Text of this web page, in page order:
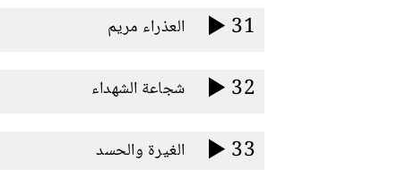
31 العذراء مريم
32 شجاعة الشهداء
33 الغيرة والحسد